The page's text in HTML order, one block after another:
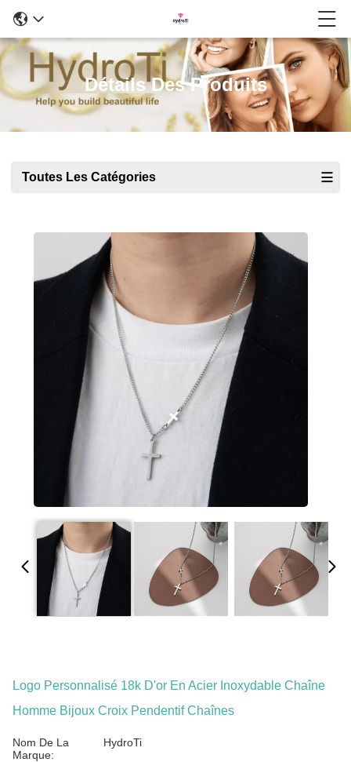
Détails Des Produits
Toutes Les Catégories
Logo Personnalisé 18k D'or En Acier Inoxydable Chaîne
Homme Bijoux Croix Pendentif Chaînes
Nom De La
Marque:
HydroTi